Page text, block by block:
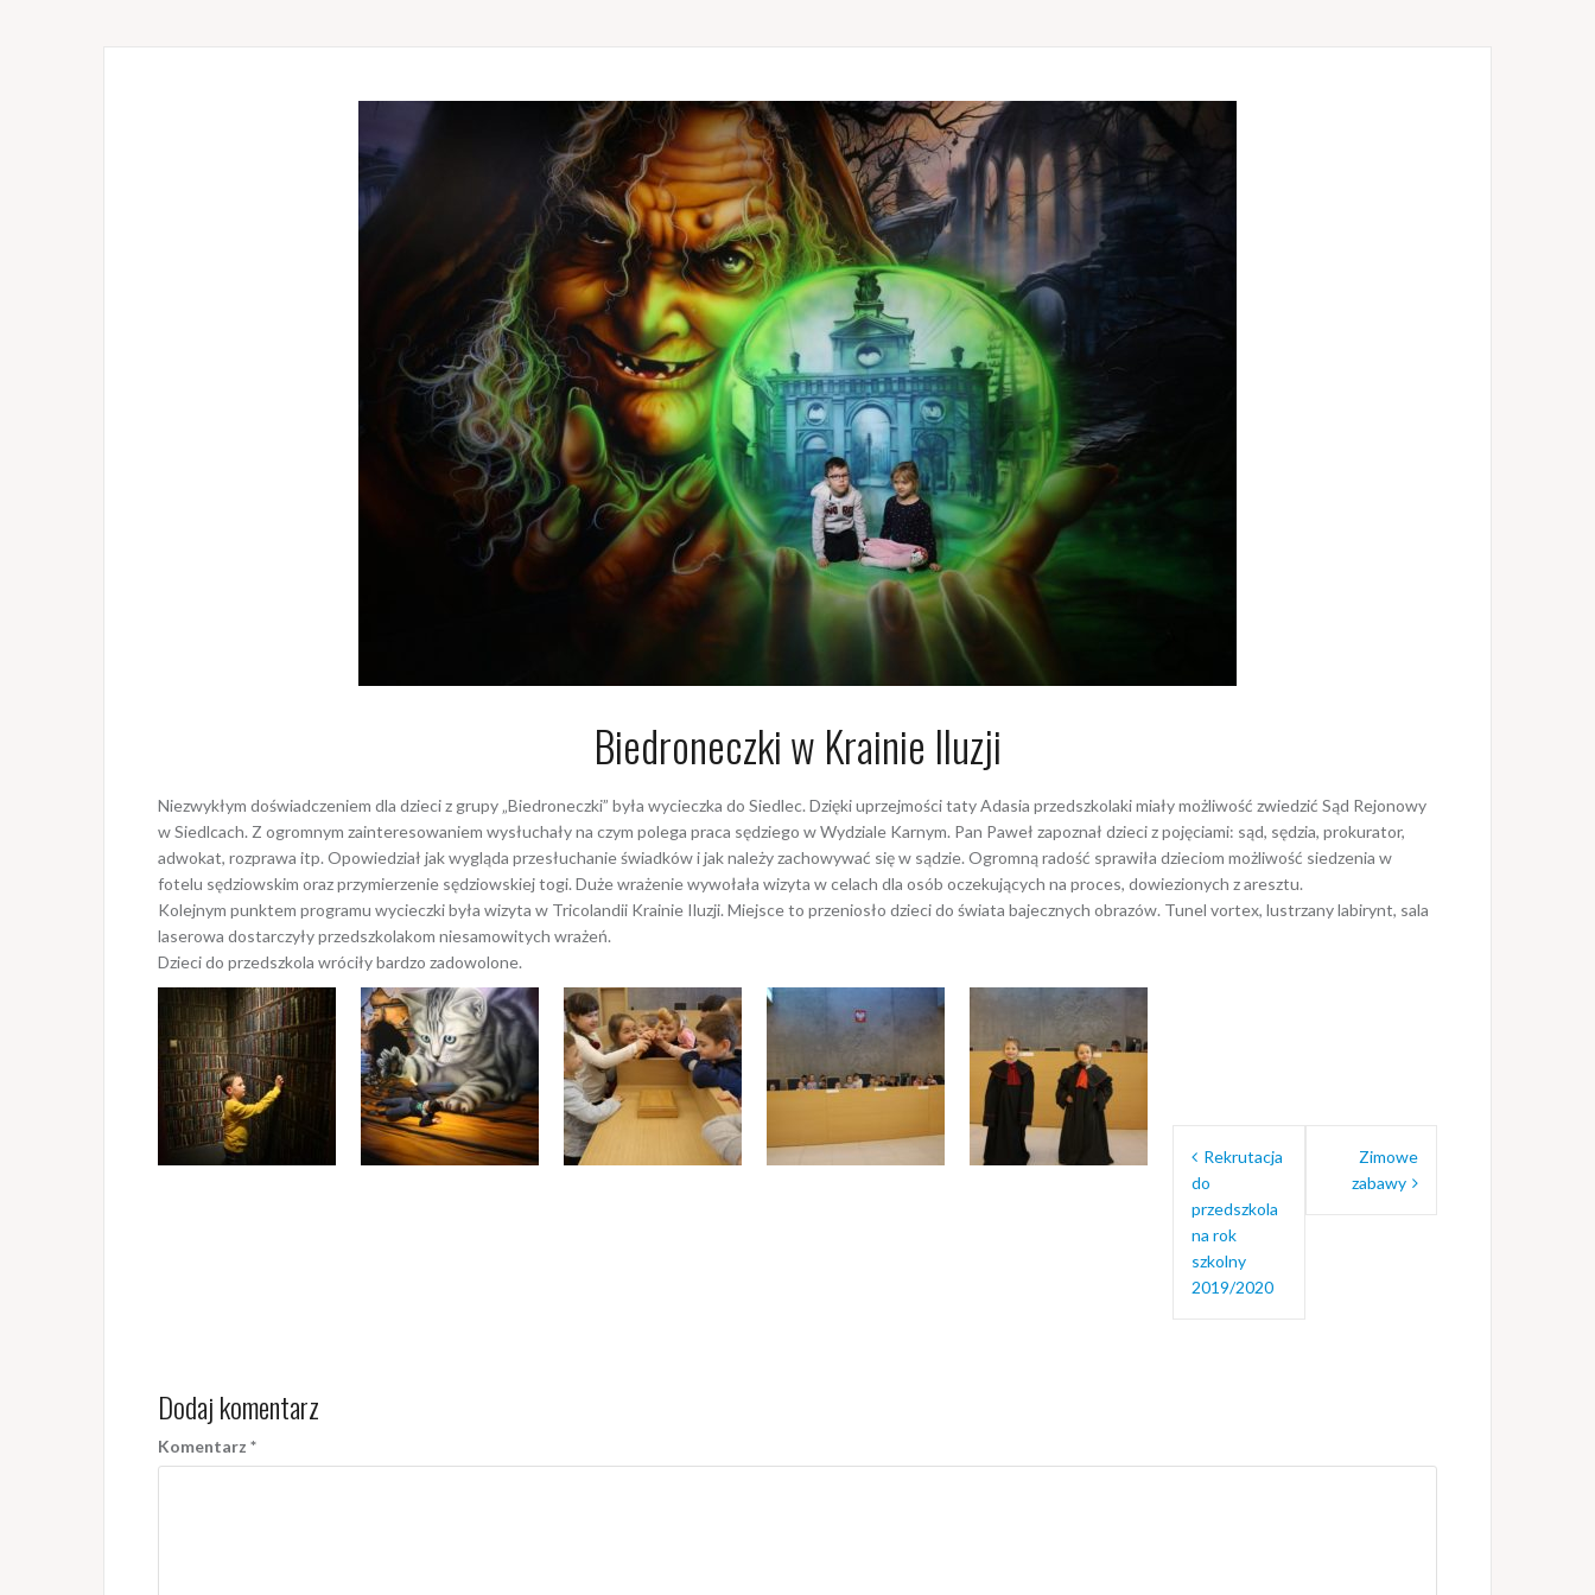
Biedroneczki w Krainie Iluzji
Niezwykłym doświadczeniem dla dzieci z grupy „Biedroneczki” była wycieczka do Siedlec. Dzięki uprzejmości taty Adasia przedszkolaki miały możliwość zwiedzić Sąd Rejonowy
w Siedlcach. Z ogromnym zainteresowaniem wysłuchały na czym polega praca sędziego w Wydziale Karnym. Pan Paweł zapoznał dzieci z pojęciami: sąd, sędzia, prokurator,
adwokat, rozprawa itp. Opowiedział jak wygląda przesłuchanie świadków i jak należy zachowywać się w sądzie. Ogromną radość sprawiła dzieciom możliwość siedzenia w
fotelu sędziowskim oraz przymierzenie sędziowskiej togi. Duże wrażenie wywołała wizyta w celach dla osób oczekujących na proces, dowiezionych z aresztu.
Kolejnym punktem programu wycieczki była wizyta w Tricolandii Krainie Iluzji. Miejsce to przeniosło dzieci do świata bajecznych obrazów. Tunel vortex, lustrzany labirynt, sala
laserowa dostarczyły przedszkolakom niesamowitych wrażeń.
Dzieci do przedszkola wróciły bardzo zadowolone.
Nawigacja
wpisuRekrutacja
do
przedszkola
na rok
szkolny
2019/2020
Zimowe
zabawy
Dodaj komentarz
Komentarz *